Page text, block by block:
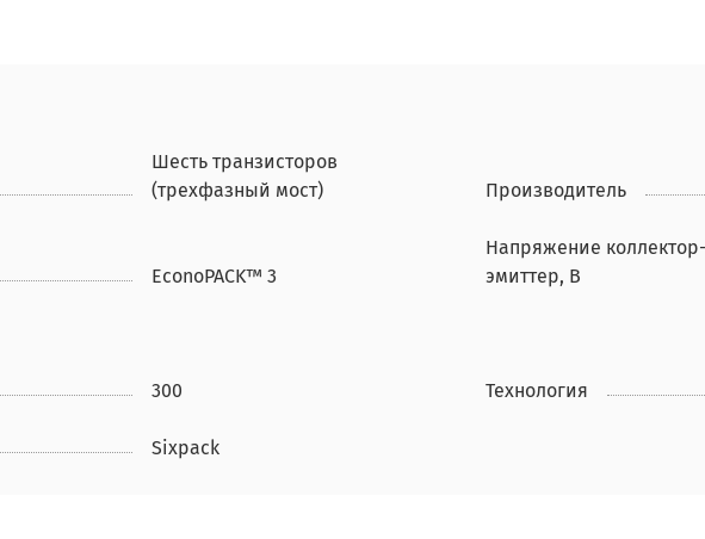
Шесть транзисторов
(трехфазный мост)
Производитель
EconoPACK™ 3
Напряжение коллектор-
эмиттер, В
300 Технология
Sixpack